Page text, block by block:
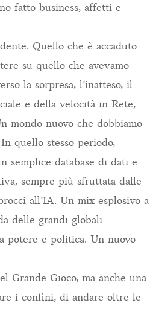
fatto business, affetti e
Quello che è accaduto
su quello che avevamo
la sorpresa, l’inatteso, il
e della velocità in Rete,
mondo nuovo che dobbiamo
quello stesso periodo,
semplice database di dati e
sempre più sfruttata dalle
all’IA. Un mix esplosivo a
delle grandi globali
potere e politica. Un nuovo
Grande Gioco, ma anche una
i confini, di andare oltre le